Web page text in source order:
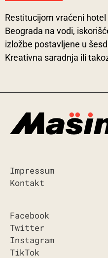
Restitucijom vraćeni
Beograda na vodi,
izložbe postavljene u
Kreativna saradnja ili
Impressum
Kontakt
Facebook
Twitter
Instagram
TikTok